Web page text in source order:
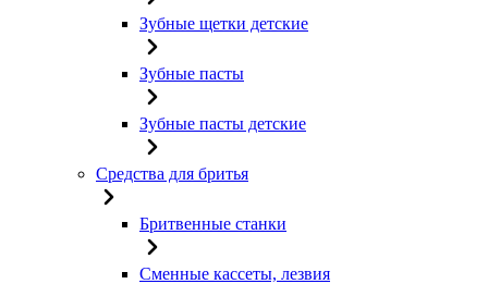
Зубные щетки детские
Зубные пасты
Зубные пасты детские
Средства для бритья
Бритвенные станки
Сменные кассеты, лезвия